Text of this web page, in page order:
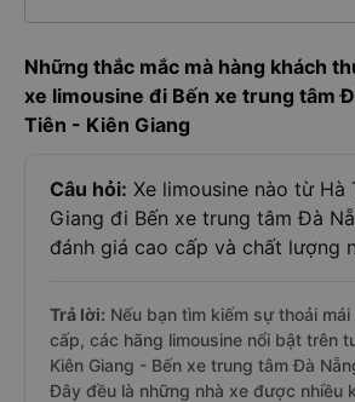
Những thắc mắc mà hàng khách
xe limousine đi Bến xe trung tâm
Tiên - Kiên Giang
Câu hỏi: Xe limousine nào từ Hà
Giang đi Bến xe trung tâm Đà
đánh giá cao cấp và chất lượng
Trả lời: Nếu bạn tìm kiếm sự thoải
cấp, các hãng limousine nổi bật trên
Kiên Giang - Bến xe trung tâm Đà
Đây đều là những nhà xe được nhiều